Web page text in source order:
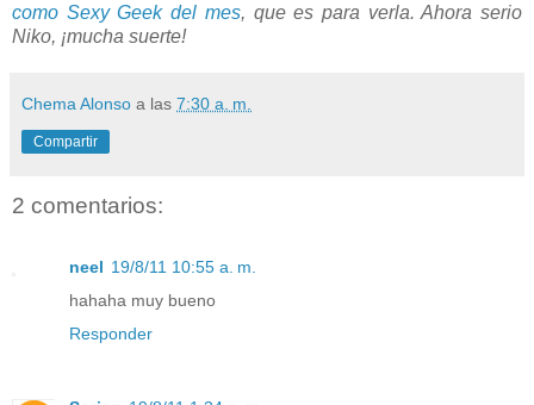
como Sexy Geek del mes, que es para verla. Ahora serio
Niko, ¡mucha suerte!
Chema Alonso a las 7:30 a. m.
Compartir
2 comentarios:
neel 19/8/11 10:55 a. m.
hahaha muy bueno
Responder